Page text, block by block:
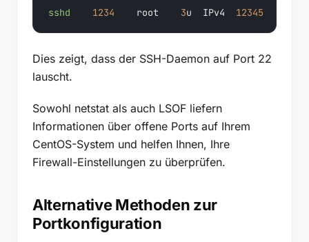
sshd 1234
    root
3u  IPv4 12345
Dies zeigt, dass der SSH-Daemon auf Port 22
lauscht.
Sowohl netstat als auch LSOF liefern
Informationen über offene Ports auf Ihrem
CentOS-System und helfen Ihnen, Ihre
Firewall-Einstellungen zu überprüfen.
Alternative Methoden zur
Portkonfiguration